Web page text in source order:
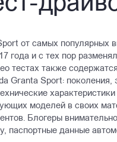
от самых популярных
года и с тех пор
тестах также
Granta Sport:
моделей в своих
Блогеры
паспортные данные